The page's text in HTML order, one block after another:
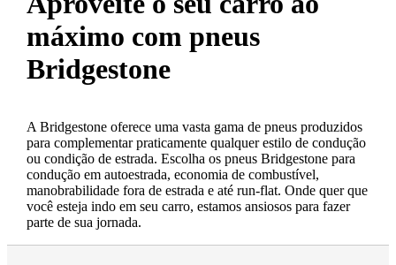
máximo com pneus
Bridgestone
A Bridgestone oferece uma vasta gama de pneus produzidos
para complementar praticamente qualquer estilo de condução
ou condição de estrada. Escolha os pneus Bridgestone para
condução em autoestrada, economia de combustível,
manobrabilidade fora de estrada e até run-flat. Onde quer que
você esteja indo em seu carro, estamos ansiosos para fazer
parte de sua jornada.